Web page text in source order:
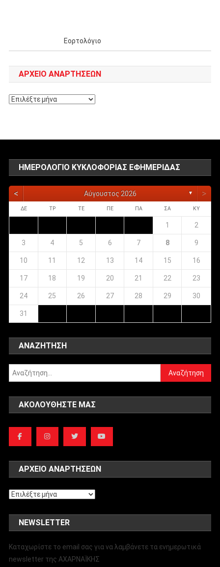
Εορτολόγιο
ΑΡΧΕΊΟ ΑΝΑΡΤΉΣΕΩΝ
Αρχείο
ΗΜΕΡΟΛΌΓΙΟ ΚΥΚΛΟΦΟΡΊΑΣ ΕΦΗΜΕΡΊΔΑΣ
< Αύγουστος 2026 ▼ >
ΔΕ ΤΡ ΤΕ ΠΕ ΠΑ ΣΑ ΚΥ
1 2
3 4 5 6 7 8 9
10 11 12 13 14 15 16
17 18 19 20 21 22 23
24 25 26 27 28 29 30
31
ΑΝΑΖΉΤΗΣΗ
Αναζήτηση
για:
ΑΚΟΛΟΥΘΉΣΤΕ ΜΑΣ
ΑΡΧΕΊΟ ΑΝΑΡΤΉΣΕΩΝ
Αρχείο
NEWSLETTER
Καταχωρίστε το email σας για να λαμβάνετε τα ενημερωτικά
newsletter της ΑΧΑΡΝΑΪΚΗΣ